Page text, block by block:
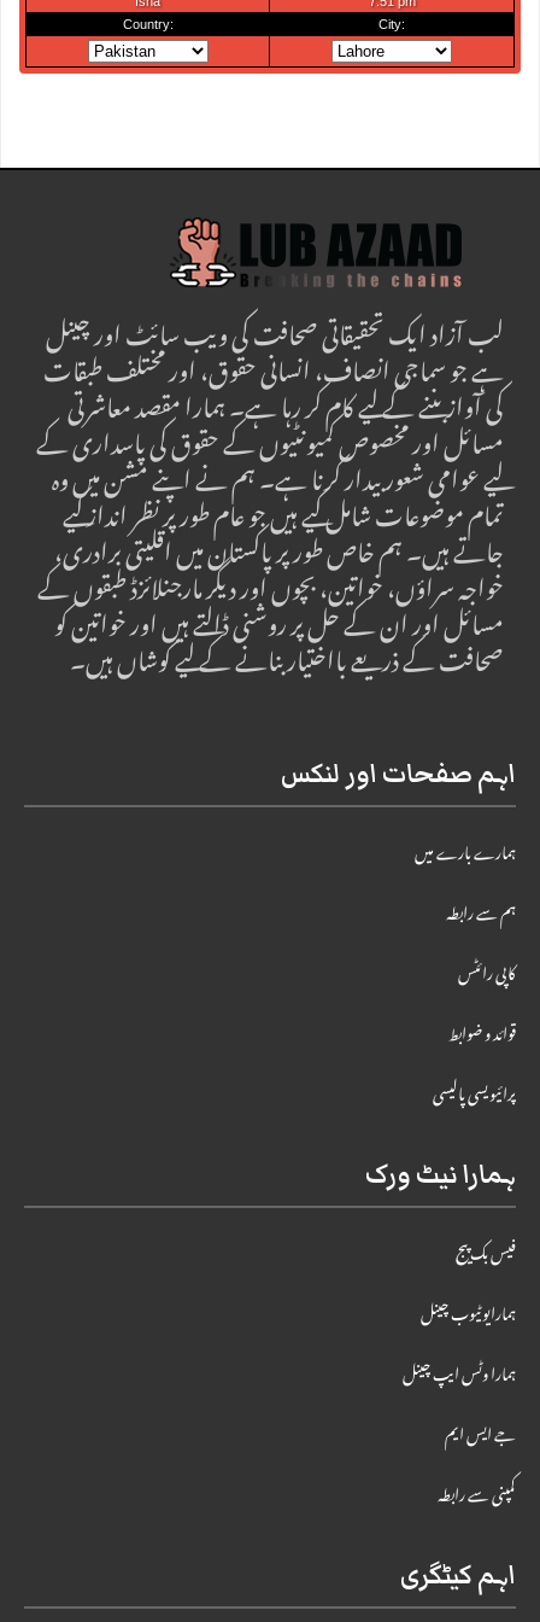
لب آزاد ایک تحقیقاتی صحافت کی ویب سائٹ اور چینل
ہے جو سماجی انصاف، انسانی حقوق، اور مختلف طبقات
کی آواز بننے کے لیے کام کر رہا ہے۔ ہمارا مقصد معاشرتی
مسائل اور مخصوص کمیونٹیوں کے حقوق کی پاسداری کے
لیے عوامی شعور بیدار کرنا ہے۔ ہم نے اپنے مشن میں وہ
تمام موضوعات شامل کیے ہیں جو عام طور پر نظر انداز کیے
جاتے ہیں۔ ہم خاص طور پر پاکستان میں اقلیتی برادری،
خواجہ سراؤں، خواتین، بچوں اور دیگر مارجنلائزڈ طبقوں کے
مسائل اور ان کے حل پر روشنی ڈالتے ہیں اور خواتین کو
صحافت کے ذریعے بااختیار بنانے کے لیے کوشاں ہیں۔
اہم صفحات اور لنکس
ہمارے بارے میں
ہم سے رابطہ
کاپی رائٹس
قوائد و ضوابط
پرائیویسی پالیسی
ہمارا نیٹ ورک
فیس بک پیج
ہمارایوٹیوب چینل
ہمارا وٹس ایپ چینل
جے ایس ایم
کمپنی سے رابطہ
اہم کیٹگری